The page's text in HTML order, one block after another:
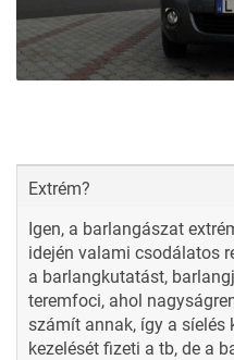
Extrém?
Igen, a barlangászat
idején valami csodálatos
a barlangkutatást,
teremfoci, ahol
számít annak, így a síelés
kezelését fizeti a tb, de a